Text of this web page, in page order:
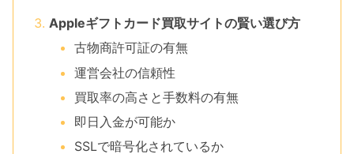
Appleギフトカード買取サイトの賢い選び方
古物商許可証の有無
運営会社の信頼性
買取率の高さと手数料の有無
即日入金が可能か
SSLで暗号化されているか